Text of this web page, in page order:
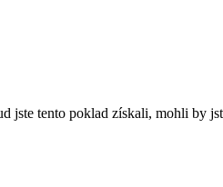
jste tento poklad získali, mohli by